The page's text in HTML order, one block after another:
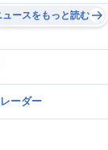
ュースをもっと読む
ーダー